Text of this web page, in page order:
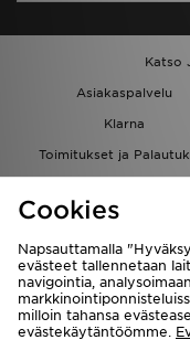
Katso
Asiakaspalvelu
Klarna
Toimitukset ja
Löydä myymälä
Kumppanuusohjelma
Cookies
Napsauttamalla
evästeet tallennetaan
navigointia,
milloin tahansa
evästekäytäntöömme.